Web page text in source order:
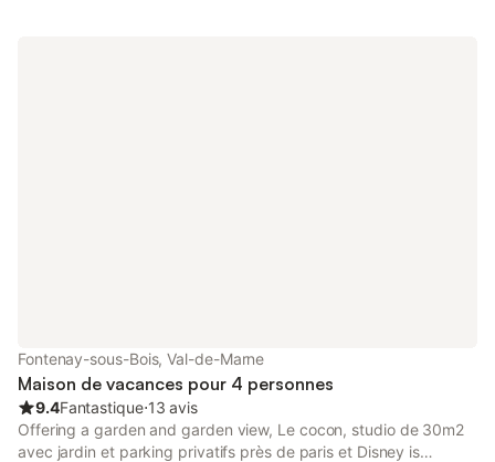
Fontenay-sous-Bois, Val-de-Marne
Maison de vacances pour 4 personnes
9.4Fantastique⋅13 avis
Offering a garden and garden view, Le cocon, studio de 30m2
avec jardin et parking privatifs près de paris et Disney is